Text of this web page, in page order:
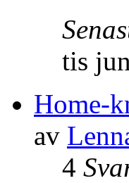
tis
Home-
av
4